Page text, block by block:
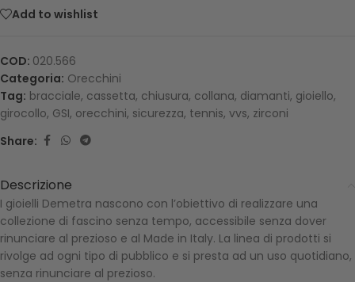
Add to wishlist
COD: 020.566
Categoria: Orecchini
Tag: bracciale, cassetta, chiusura, collana, diamanti, gioiello,
girocollo, GSI, orecchini, sicurezza, tennis, vvs, zirconi
Share:
Descrizione
I gioielli Demetra nascono con l’obiettivo di realizzare una
collezione di fascino senza tempo, accessibile senza dover
rinunciare al prezioso e al Made in Italy. La linea di prodotti si
rivolge ad ogni tipo di pubblico e si presta ad un uso quotidiano,
senza rinunciare al prezioso.